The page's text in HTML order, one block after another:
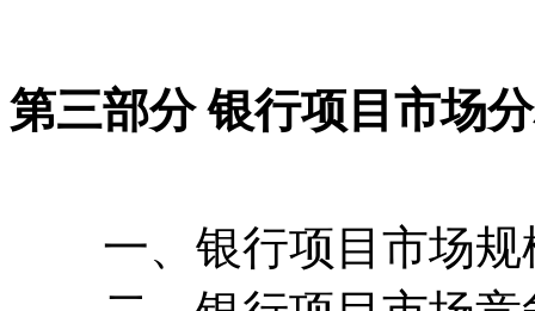
第三部分 银行项目市场
一、银行项目市场规